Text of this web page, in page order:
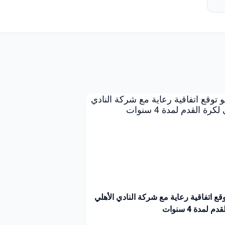
توقع اتفاقية رعاية مع شركة النادي الأهلي
لمدة 4 سنوات